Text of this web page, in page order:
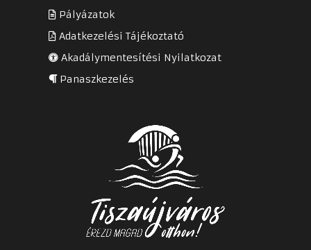
Pályázatok
Adatkezelési Tájékoztató
Akadálymentesítési Nyilatkozat
Panaszkezelés